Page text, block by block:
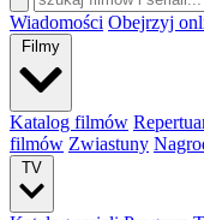
Wiadomości Obejrzyj
Filmy
Katalog filmów
filmów Zwiastuny
TV